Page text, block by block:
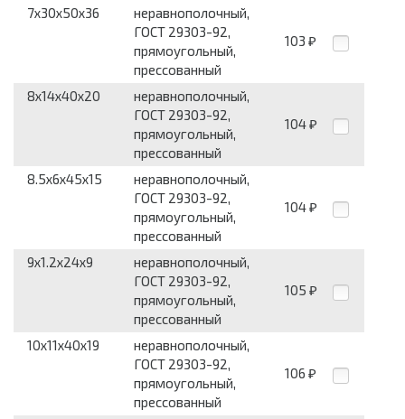
7x30x50x36
неравнополочный,
ГОСТ 29303-92,
прямоугольный,
прессованный
103 ₽
8x14x40x20
неравнополочный,
ГОСТ 29303-92,
прямоугольный,
прессованный
104 ₽
8.5x6x45x15
неравнополочный,
ГОСТ 29303-92,
прямоугольный,
прессованный
104 ₽
9x1.2x24x9
неравнополочный,
ГОСТ 29303-92,
прямоугольный,
прессованный
105 ₽
10x11x40x19
неравнополочный,
ГОСТ 29303-92,
прямоугольный,
прессованный
106 ₽